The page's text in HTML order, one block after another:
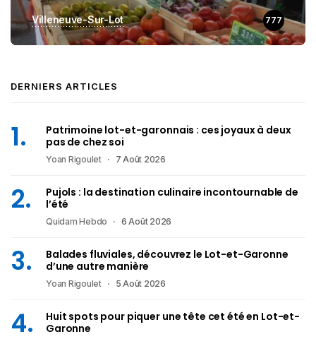
Villeneuve-Sur-Lot 777
DERNIERS ARTICLES
Patrimoine lot-et-garonnais : ces joyaux à deux
pas de chez soi
Yoan Rigoulet 7 Août 2026
Pujols : la destination culinaire incontournable de
l’été
Quidam Hebdo 6 Août 2026
Balades fluviales, découvrez le Lot-et-Garonne
d’une autre manière
Yoan Rigoulet 5 Août 2026
Huit spots pour piquer une tête cet été en Lot-et-
Garonne